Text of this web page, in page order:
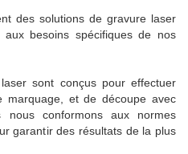
des solutions de gravure laser
aux besoins spécifiques de nos
sont conçus pour effectuer
marquage, et de découpe avec
nous conformons aux normes
garantir des résultats de la plus